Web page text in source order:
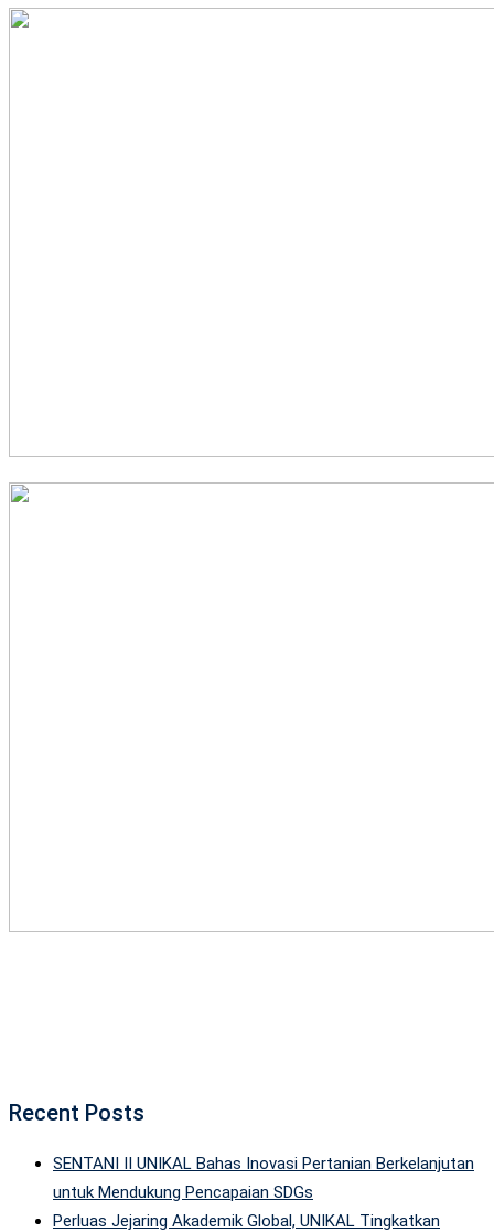
Recent Posts
SENTANI II UNIKAL Bahas Inovasi Pertanian Berkelanjutan
untuk Mendukung Pencapaian SDGs
Perluas Jejaring Akademik Global, UNIKAL Tingkatkan